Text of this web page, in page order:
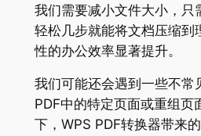
我们需要减小文件大小，只
轻松几步就能将文档压缩到
性的办公效率显著提升。
我们可能还会遇到一些不常
PDF中的特定页面或重组页
下，WPS PDF转换器带来